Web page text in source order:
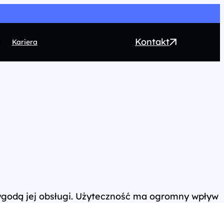
Kariera Kontakt
jej obsługi. Użyteczność ma ogromny wpływ